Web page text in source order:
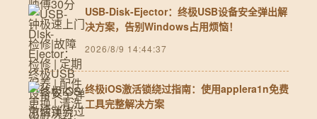
USB-Disk-Ejector：终极USB设备安全弹出解
决方案，告别Windows占用烦恼！
2026/8/9 14:44:37
终极iOS激活锁绕过指南：使用applera1n免费
工具完整解决方案